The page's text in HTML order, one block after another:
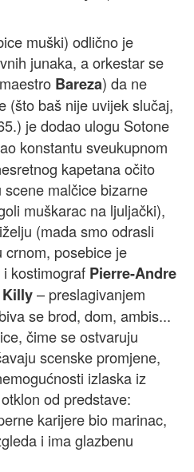
muški) odlično je
junaka, a orkestar se
Bareza) da ne
(što baš nije uvijek slučaj,
je dodao ulogu Sotone
konstantu sveukupnom
kapetana očito
scene malčice bizarne
muškarac na ljuljački),
(mada smo odrasli
crnom, posebice je
kostimograf Pierre-Andre
– preslagivanjem
se brod, dom, ambis...
čime se ostvaruju
scenske promjene,
izlaska iz
od predstave:
karijere bio marinac,
i ima glazbenu